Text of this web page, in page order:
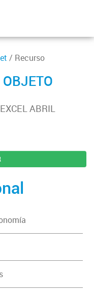
/ Recurso
ABRIL